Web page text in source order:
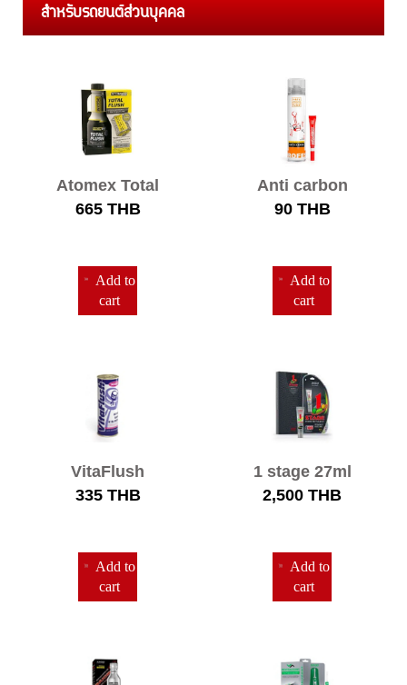
สำหรับรถยนต์ส่วนบุคคล
Atomex Total
Flush
665 THB
Add to
cart
Anti carbon
90 THB
Add to
cart
VitaFlush
250ml
335 THB
Add to
cart
1 stage 27ml
2,500 THB
Add to
cart